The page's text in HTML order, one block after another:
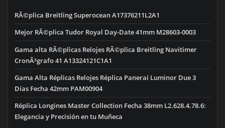
RÃ©plica Breitling Superocean A17376211L2A1
Mejor RÃ©plica Tudor Royal Day-Date 41mm M28603-0003
Gama alta RÃ©plicas Relojes RÃ©plica Breitling Navitimer
CronÃ³grafo 41 A13324121C1A1
Gama Alta Réplicas Relojes Réplica Panerai Luminor Due 3
Días Fecha 42mm PAM00904
Réplica Longines Master Collection Fecha 38mm L2.628.4.78.6:
Elegancia y Precisión en tu Muñeca